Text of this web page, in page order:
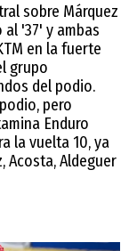
sobre Márquez
'37' y ambas
en la fuerte
grupo
del podio.
pero
Enduro
la vuelta 10, ya
Acosta, Aldeguer